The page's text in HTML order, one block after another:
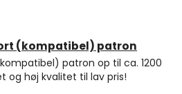
(kompatibel) patron
patron op til ca. 1200
og høj kvalitet til lav pris!